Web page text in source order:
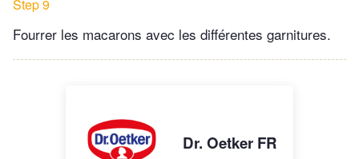
Step 9
Fourrer les macarons avec les différentes garnitures.
Dr. Oetker FR